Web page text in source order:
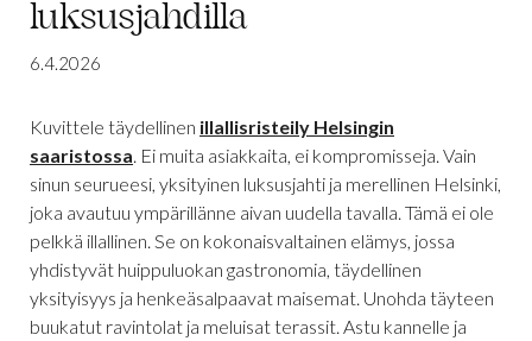
luksusjahdilla
6.4.2026
Kuvittele täydellinen illallisristeily Helsingin
saaristossa. Ei muita asiakkaita, ei kompromisseja. Vain
sinun seurueesi, yksityinen luksusjahti ja merellinen Helsinki,
joka avautuu ympärillänne aivan uudella tavalla. Tämä ei ole
pelkkä illallinen. Se on kokonaisvaltainen elämys, jossa
yhdistyvät huippuluokan gastronomia, täydellinen
yksityisyys ja henkeäsalpaavat maisemat. Unohda täyteen
buukatut ravintolat ja meluisat terassit. Astu kannelle ja